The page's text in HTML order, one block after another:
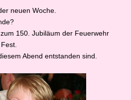
neuen Woche.
150. Jubiläum der Feuerwehr
Abend entstanden sind.